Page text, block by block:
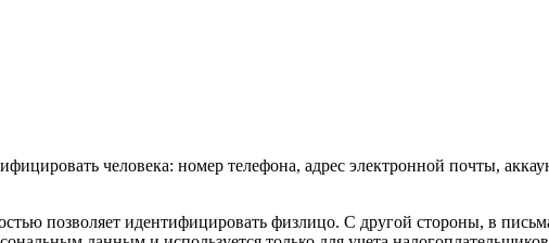
человека: номер телефона, адрес электронной почты,
позволяет идентифицировать физлицо. С другой стороны, в